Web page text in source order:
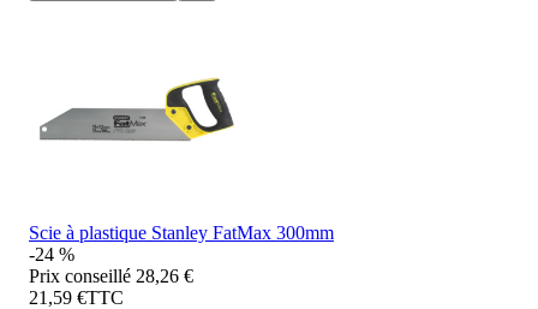
Scie à plastique Stanley FatMax 300mm
-24 %
Prix conseillé 28,26 €
21,59 €TTC